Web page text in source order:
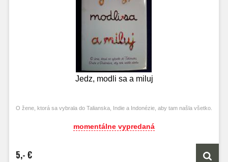
Jedz, modli sa a miluj
O žene, ktorá sa vybrala do Talianska, Indie a Indonézie, aby tam našla všetko.
momentálne vypredaná
5,- €